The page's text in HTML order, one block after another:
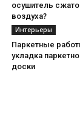
осушитель
воздуха?
Интерьеры
Паркетные
укладка
доски